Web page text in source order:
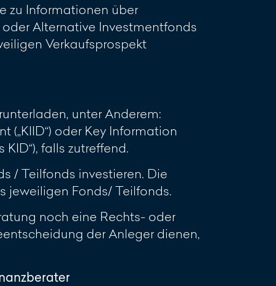
zu Informationen über
Alternative Investmentfonds
Verkaufsprospekt
unter Anderem:
oder Key Information
falls zutreffend.
/ Teilfonds investieren. Die
jeweiligen Fonds/ Teilfonds.
noch eine Rechts- oder
der Anleger dienen,